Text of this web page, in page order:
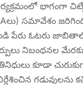
భాగంగా
సమావేశం
పేరు ఓటరు
నిబంధనల
కూడా